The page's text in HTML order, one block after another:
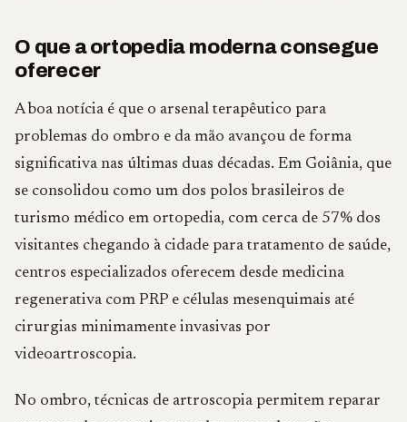
O que a ortopedia moderna consegue
oferecer
A boa notícia é que o arsenal terapêutico para
problemas do ombro e da mão avançou de forma
significativa nas últimas duas décadas. Em Goiânia, que
se consolidou como um dos polos brasileiros de
turismo médico em ortopedia, com cerca de 57% dos
visitantes chegando à cidade para tratamento de saúde,
centros especializados oferecem desde medicina
regenerativa com PRP e células mesenquimais até
cirurgias minimamente invasivas por
videoartroscopia.
No ombro, técnicas de artroscopia permitem reparar